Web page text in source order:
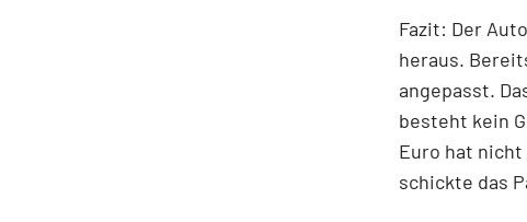
Fazit: Der
heraus.
angepasst.
besteht kein
Euro hat nicht
schickte das